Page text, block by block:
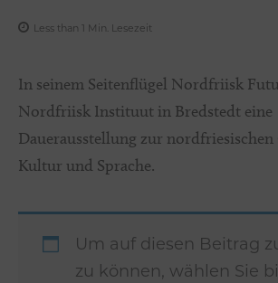
Less than 1 Min. Lesezeit
In seinem Seitenflügel Nordfriisk
Nordfriisk Instituut in Bredstedt eine
Dauerausstellung zur nordfriesischen
Kultur und Sprache.
Um auf diesen Beitrag
zu können, wählen Sie